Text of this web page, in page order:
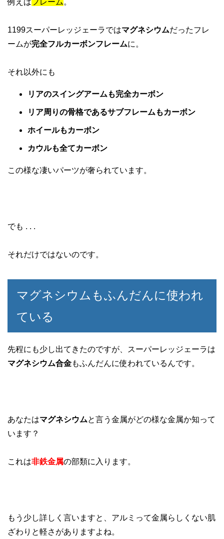
例えば フレーム 。
1199スーパーレッジェーラではマグネシウムだったフレ
ームが完全フルカーボンフレームに。
それ以外にも
リアのスイングアームも完全カーボン
リア周りの骨格であるサブフレームもカーボン
ホイールもカーボン
カウルも全てカーボン
この様な凄いパーツが奢られています。
でも . . .
それだけではないのです。
マグネシウムもふんだんに使われ
ている
先程にも少し出てきたのですが、スーパーレッジェーラは
マグネシウム合金もふんだんに使われているんです。
あなたはマグネシウムと言う金属がどの様な金属か知って
います？
これは非鉄金属の部類に入ります。
もう少し詳しく言いますと、アルミって金属らしくない肌
ざわりと軽さがありますよね。